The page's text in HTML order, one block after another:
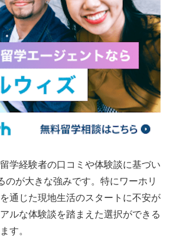
学経験者の口コミや体験談に基づい
のが大きな強みです。特にワーホリ
通じた現地生活のスタートに不安が
ルな体験談を踏まえた選択ができる
す。